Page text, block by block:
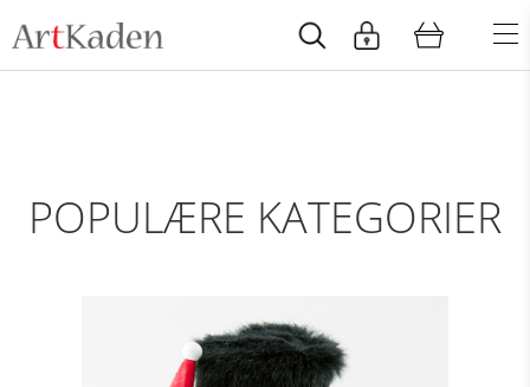
POPULÆRE KATEGORIER